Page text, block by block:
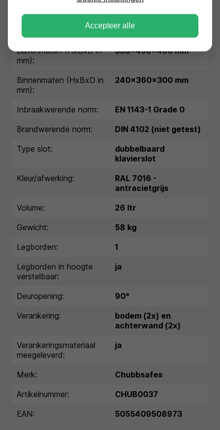
Conditie:
nieuw
1 jaar garantie
Buitenmaten (HxBxD in
mm):
330x450x400 mm
Binnenmaten (HxBxD in
mm):
240x360x300 mm
Inbraakwerende norm:
EN 1143-1 Grade 0
Brandwerende norm:
DIN 4102 (niet getest)
Type slot:
dubbelbaard
klavierslot
Kleur/afwerking:
RAL 7016 -
antracietgrijs
Volume:
26 ltr
Gewicht:
58 kg
Legborden:
1
Legborden in hoogte
verstelbaar:
ja
Deuropening:
90°
Verankering:
bodem (2x) en
achterwand (2x)
Verankeringsmateriaal
meegeleverd:
ja
Merk:
Chubbsafes
Artikelnummer:
CHUB0037
EAN:
5055409508973
Accepteer alle